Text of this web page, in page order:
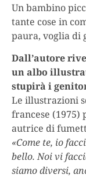
Un bambino
tante cose in
paura, voglia di
Dall’autore
un albo
stupirà i
Le illustrazioni
francese (1975)
autrice di
«Come te, io
bello. Noi vi
siamo diversi,